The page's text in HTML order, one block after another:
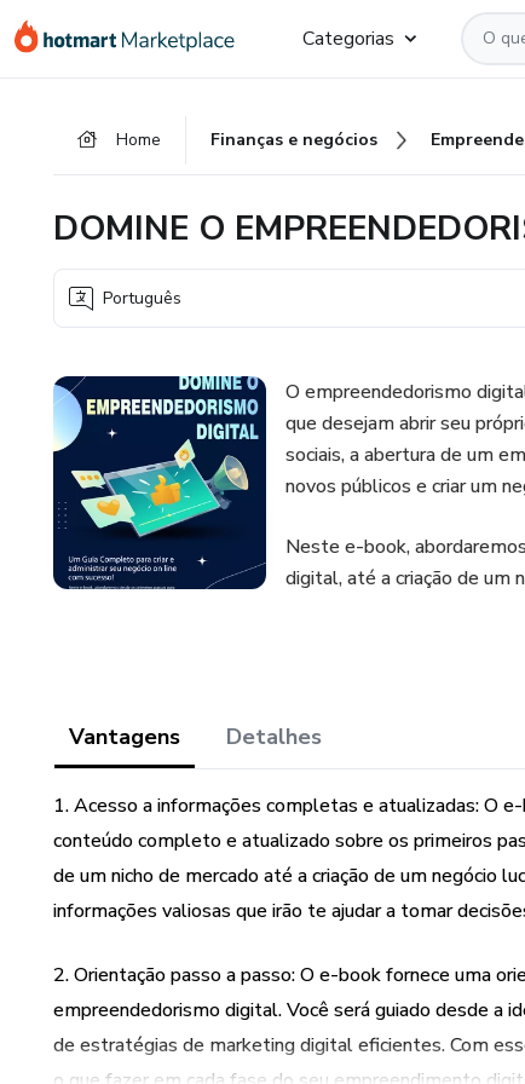
para
para
para
Categorias
Home Finanças e negócios
DOMINE O
Português
O empreendedorismo
que desejam abrir seu
sociais, a abertura de um
novos públicos e criar um
Neste e-book,
digital, até a criação de um
Vantagens Detalhes
1. Acesso a informações completas e atualizadas: O
conteúdo completo e atualizado sobre os primeiros
de um nicho de mercado até a criação de um negócio
informações valiosas que irão te ajudar a tomar
2. Orientação passo a passo: O e-book fornece uma
empreendedorismo digital. Você será guiado desde a
de estratégias de marketing digital eficientes. Com